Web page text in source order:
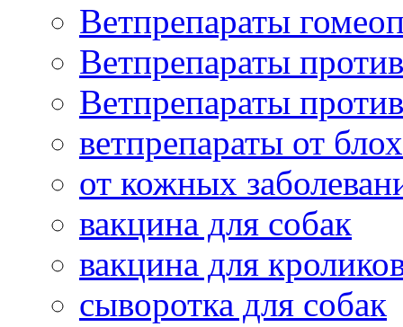
Ветпрепараты
Ветпрепараты
Ветпрепараты
ветпрепараты от
от кожных
вакцина для собак
вакцина для
сыворотка для собак